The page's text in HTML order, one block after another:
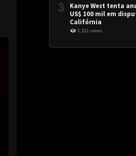
3
Kanye West tenta
US$ 100 mil em
Califórnia
👁 3,531 views